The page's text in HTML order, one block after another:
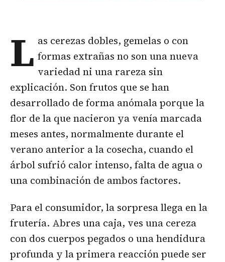
L as cerezas dobles, gemelas o con
formas extrañas no son una nueva
variedad ni una rareza sin
explicación. Son frutos que se han
desarrollado de forma anómala porque la
flor de la que nacieron ya venía marcada
meses antes, normalmente durante el
verano anterior a la cosecha, cuando el
árbol sufrió calor intenso, falta de agua o
una combinación de ambos factores.
Para el consumidor, la sorpresa llega en la
frutería. Abres una caja, ves una cereza
con dos cuerpos pegados o una hendidura
profunda y la primera reacción puede ser